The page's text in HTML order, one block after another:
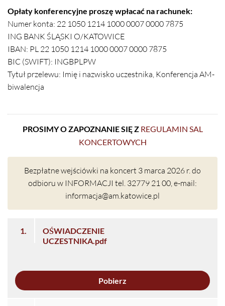
Opłaty konferencyjne proszę wpłacać na rachunek:
Numer konta: 22 1050 1214 1000 0007 0000 7875
ING BANK ŚLĄSKI O/KATOWICE
IBAN: PL 22 1050 1214 1000 0007 0000 7875
BIC (SWIFT): INGBPLPW
Tytuł przelewu: Imię i nazwisko uczestnika, Konferencja AM-
biwalencja
PROSIMY O ZAPOZNANIE SIĘ Z REGULAMIN SAL
KONCERTOWYCH
Bezpłatne wejściówki na koncert 3 marca 2026 r. do
odbioru w INFORMACJI tel. 32779 21 00, e-mail:
informacja@am.katowice.pl
1.
OŚWIADCZENIE
UCZESTNIKA.pdf
Pobierz